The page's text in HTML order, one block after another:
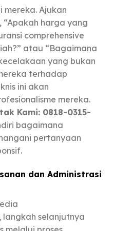
mereka. Ajukan
harga yang
comprehensive
atau “Bagaimana
yang bukan
terhadap
ini akan
mereka.
Kami: 0818-0315-
bagaimana
pertanyaan
dan Administrasi
, langkah selanjutnya